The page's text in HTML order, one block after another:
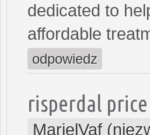
dedicated to
affordable
odpowiedz
risperdal price
MarielVaf